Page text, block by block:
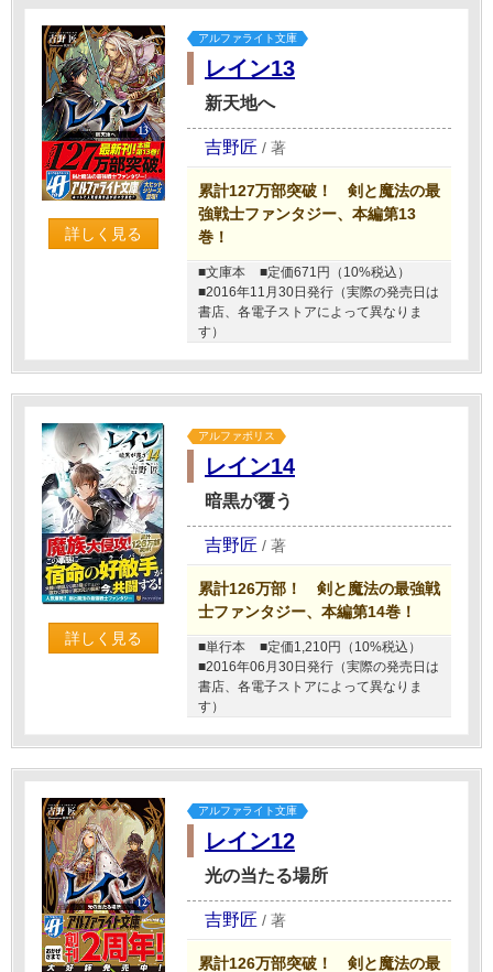
詳しく見る
アルファライト文庫
レイン13
新天地へ
吉野匠 / 著
累計127万部突破！ 剣と魔法の最
強戦士ファンタジー、本編第13
巻！
■文庫本
■定価671円（10%税込）
■2016年11月30日発行（実際の発売日は
書店、各電子ストアによって異なりま
す）
詳しく見る
アルファポリス
レイン14
暗黒が覆う
吉野匠 / 著
累計126万部！ 剣と魔法の最強戦
士ファンタジー、本編第14巻！
■単行本
■定価1,210円（10%税込）
■2016年06月30日発行（実際の発売日は
書店、各電子ストアによって異なりま
す）
アルファライト文庫
レイン12
光の当たる場所
吉野匠 / 著
累計126万部突破！ 剣と魔法の最